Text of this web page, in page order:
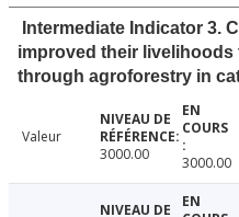
Intermediate Indicator 3.
improved their livelihoods
through agroforestry in
Valeur
3000.00
3000.00